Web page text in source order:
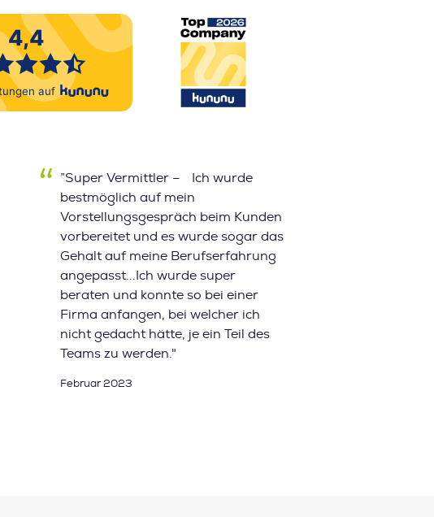
”Super Vermittler – Ich wurde
bestmöglich auf mein
Vorstellungsgespräch beim Kunden
vorbereitet und es wurde sogar das
Gehalt auf meine Berufserfahrung
angepasst...Ich wurde super
beraten und konnte so bei einer
Firma anfangen, bei welcher ich
nicht gedacht hätte, je ein Teil des
Teams zu werden."
Februar 2023